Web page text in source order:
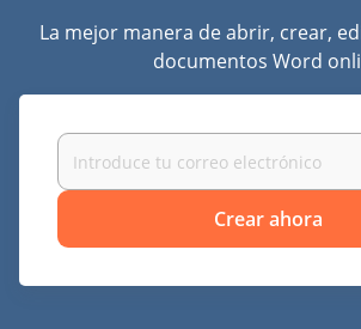
La mejor manera de abrir, crear,
documentos Word
Crear ahora